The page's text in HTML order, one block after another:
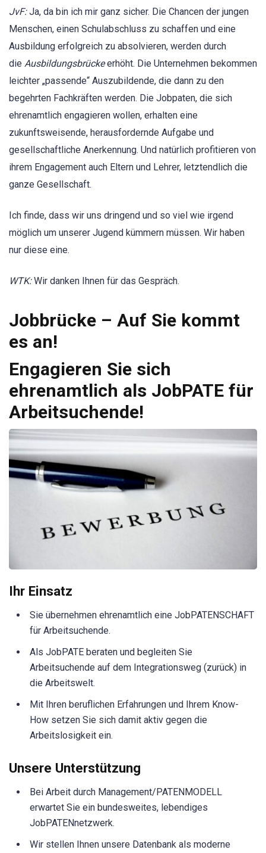
JvF:Ja, da bin ich mir ganz sicher. Die Chancen der jungen
Menschen, einen Schulabschluss zu schaffen und eine
Ausbildung erfolgreich zu absolvieren, werden durch
die Ausbildungsbrückeerhöht. Die Unternehmen bekommen
leichter „passende“ Auszubildende, die dann zu den
begehrten Fachkräften werden. Die Jobpaten, die sich
ehrenamtlich engagieren wollen, erhalten eine
zukunftsweisende, herausfordernde Aufgabe und
gesellschaftliche Anerkennung. Und natürlich profitieren von
ihrem Engagement auch Eltern und Lehrer, letztendlich die
ganze Gesellschaft.
Ich finde, dass wir uns dringend und so viel wie irgend
möglich um unserer Jugend kümmern müssen. Wir haben
nur diese eine.
WTK:Wir danken Ihnen für das Gespräch.
Jobbrücke – Auf Sie kommt
es an!
Engagieren Sie sich
ehrenamtlich als JobPATE für
Arbeitsuchende!
Ihr Einsatz
Sie übernehmen ehrenamtlich eine JobPATENSCHAFT
für Arbeitsuchende.
Als JobPATE beraten und begleiten Sie
Arbeitsuchende auf dem Integrationsweg (zurück) in
die Arbeitswelt.
Mit Ihren beruflichen Erfahrungen und Ihrem Know-
How setzen Sie sich damit aktiv gegen die
Arbeitslosigkeit ein.
Unsere Unterstützung
Bei Arbeit durch Management/PATENMODELL
erwartet Sie ein bundesweites, lebendiges
JobPATENnetzwerk.
Wir stellen Ihnen unsere Datenbank als moderne